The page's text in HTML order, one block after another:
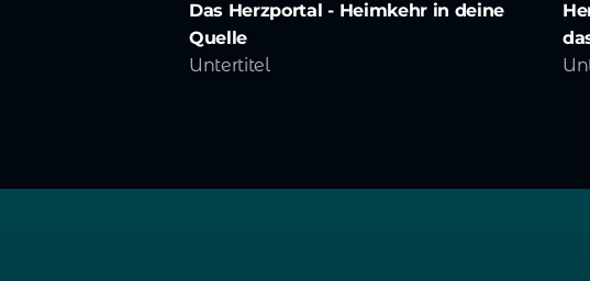
Das Herzportal - Heimkehr in deine
Quelle
Untertitel